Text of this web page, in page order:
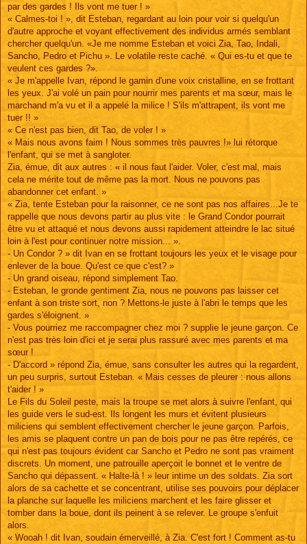
par des gardes ! Ils vont me tuer ! »
« Calmes-toi ! », dit Esteban, regardant au loin pour voir si quelqu'un
d'autre approche et voyant effectivement des individus armés semblant
chercher quelqu'un. «Je me nomme Esteban et voici Zia, Tao, Indali,
Sancho, Pedro et Pichu ». Le volatile reste caché. « Qui es-tu et que te
veulent ces gardes ?».
« Je m'appelle Ivan, répond le gamin d'une voix cristalline, en se frottant
les yeux. J'ai volé un pain pour nourrir mes parents et ma sœur, mais le
marchand m'a vu et il a appelé la milice ! S'ils m'attrapent, ils vont me
tuer !! »
« Ce n'est pas bien, dit Tao, de voler ! »
« Mais nous avons faim ! Nous sommes très pauvres !» lui rétorque
l'enfant, qui se met à sangloter.
Zia, émue, dit aux autres : « il nous faut l'aider. Voler, c'est mal, mais
cela ne mérite tout de même pas la mort. Nous ne pouvons pas
abandonner cet enfant. »
« Zia, tente Esteban pour la raisonner, ce ne sont pas nos affaires...Je te
rappelle que nous devons partir au plus vite : le Grand Condor pourrait
être vu et attaqué et nous devons aussi rapidement atteindre le lac situé
loin à l'est pour continuer notre mission... ».
- Un Condor ? » dit Ivan en se frottant toujours les yeux et le visage pour
enlever de la boue. Qu'est ce que c'est? »
- Un grand oiseau, répond simplement Tao.
- Esteban, le gronde gentiment Zia, nous ne pouvons pas laisser cet
enfant à son triste sort, non ? Mettons-le juste à l'abri le temps que les
gardes s'éloignent. »
- Vous pourriez me raccompagner chez moi ? supplie le jeune garçon. Ce
n'est pas très loin d'ici et je serai plus rassuré avec mes parents et ma
sœur !
- D'accord » répond Zia, émue, sans consulter les autres qui la regardent,
un peu surpris, surtout Esteban. « Mais cesses de pleurer : nous allons
t'aider ! »
Le Fils du Soleil peste, mais la troupe se met alors à suivre l'enfant, qui
les guide vers le sud-est. Ils longent les murs et évitent plusieurs
miliciens qui semblent effectivement chercher le jeune garçon. Parfois,
les amis se plaquent contre un pan de bois pour ne pas être repérés, ce
qui n'est pas toujours évident car Sancho et Pedro ne sont pas vraiment
discrets. Un moment, une patrouille aperçoit le bonnet et le ventre de
Sancho qui dépassent. « Halte-là ! » leur intime un des soldats. Zia sort
alors de sa cachette et se concentrant, utilise ses pouvoirs pour déplacer
la planche sur laquelle les miliciens marchent et les faire glisser et
tomber dans la boue, dont ils peinent à se relever. Le groupe s'enfuit
alors.
« Wooah ! dit Ivan, soudain émerveillé, à Zia. C'est fort ! Comment as-tu